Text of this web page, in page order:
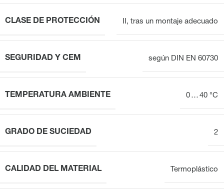
CLASE DE PROTECCIÓN II, tras un montaje adecuado
SEGURIDAD Y CEM según DIN EN 60730
TEMPERATURA AMBIENTE 0 … 40 °C
GRADO DE SUCIEDAD 2
CALIDAD DEL MATERIAL Termoplástico